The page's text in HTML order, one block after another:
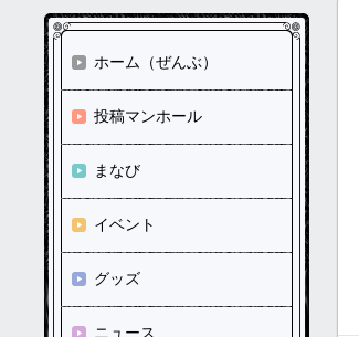
ホーム（ぜんぶ）
投稿マンホール
まなび
イベント
グッズ
ニュース